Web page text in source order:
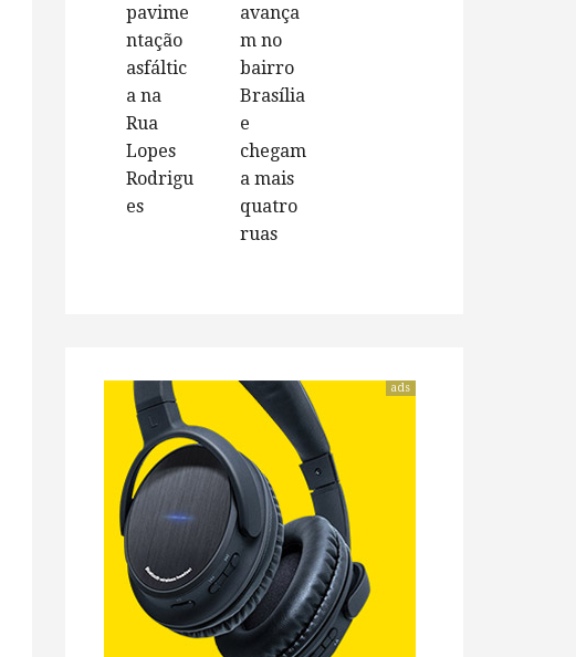
pavime
ntação
asfáltic
a na
Rua
Lopes
Rodrigu
es
avança
m no
bairro
Brasília
e
chegam
a mais
quatro
ruas
ads